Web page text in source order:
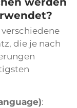
die je nach
: